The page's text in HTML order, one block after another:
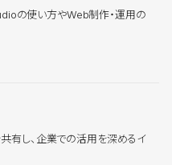
の使い方やWeb制作・運用の
有し、企業での活用を深めるイ